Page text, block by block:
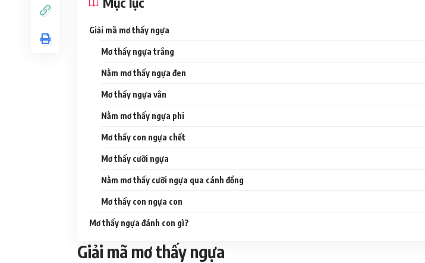
Giải mã mơ thấy ngựa
Mơ thấy ngựa trắng
Nằm mơ thấy ngựa đen
Mơ thấy ngựa vằn
Nằm mơ thấy ngựa phi
Mơ thấy con ngựa chết
Mơ thấy cưỡi ngựa
Nằm mơ thấy cưỡi ngựa qua cánh đồng
Mơ thấy con ngựa con
Mơ thấy ngựa đánh con gì?
Giải mã mơ thấy ngựa